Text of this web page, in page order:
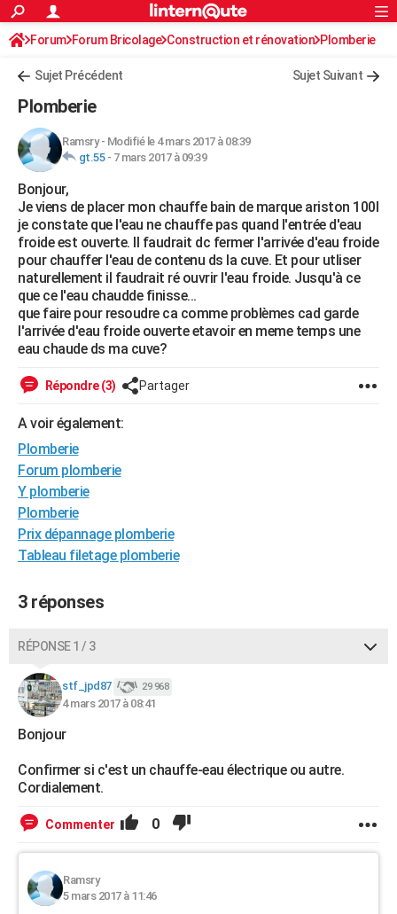
ACTUALITÉS
Politique
Société
Faits Divers
Education
Monde
Villes
+
FINANCE
Retraite
Impôts
Epargne
Immobilier
Risques naturels par ville
Banque
Assurance
Crédit
AUTO
Essais
Réserver un essai
Citadines
Berlines
SUV
Forum auto
+HIGH-TECH
Mobiles
Meilleur smartphone
Internet
Ordinateurs
Jeux vidéo
Guide high-tech
+BRICOLAGE
Forum
Aménagement intérieur
Extérieur
Cuisine
Salle de bains
Jardinage
Rangement
WEEK-END
Guides de France
Escapades
Patrimoine
Expositions
Musées
Week-end nature
LIFESTYLE
Art de vivre
Bien-être
Modes de vie
SANTE
Alimentation
Guide de la santé
Maladies
Médicaments
Sommeil
VOYAGE
Destinations
City break
Voyage nature
Voyage de noces
Forum
Climat
PHOTO
GUIDES D'ACHAT
BONS PLANS
CARTE DE VOEUX
Carte de Noël
Carte Bonne année
Carte Saint-Valentin
Carte Pâques
Carte d'anniversaire
DICTIONNAIRE
Dictionnaire
Biographies
Citations
Expressions
Proverbes
PROGRAMME TV
AVIS DE DÉCÈS
FORUM
Bricolage
Lifestyle
Culture
Sport
Auto
Television
Voyage
Cinema
Rechercher
S'inscrire
Connexion
Forum Forum Bricolage Construction et rénovation Plomberie
Sujet Précédent Sujet Suivant
Plomberie
Ramsry- Modifié le 4 mars 2017 à 08:39
gt.55- 7 mars 2017 à 09:39
Bonjour,
Je viens de placer mon chauffe bain de marque ariston 100l
je constate que l'eau ne chauffe pas quand l'entrée d'eau
froide est ouverte. Il faudrait dc fermer l'arrivée d'eau froide
pour chauffer l'eau de contenu ds la cuve. Et pour utliser
naturellement il faudrait ré ouvrir l'eau froide. Jusqu'à ce
que ce l'eau chaudde finisse...
que faire pour resoudre ca comme problèmes cad garde
l'arrivée d'eau froide ouverte etavoir en meme temps une
eau chaude ds ma cuve?
Répondre (3) Partager
A voir également:
Plomberie
Forum plomberie
Y plomberie
Plomberie
Prix dépannage plomberie
Tableau filetage plomberie
3 réponses
RÉPONSE 1 / 3
stf_jpd87 29 968
4 mars 2017 à 08:41
Bonjour
Confirmer si c'est un chauffe-eau électrique ou autre.
Cordialement.
Commenter 0
Ramsry
5 mars 2017 à 11:46